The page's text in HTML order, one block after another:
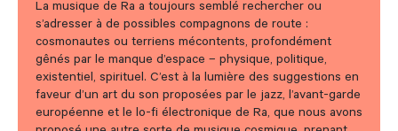
La musique de Ra a toujours semblé rechercher ou
s’adresser à de possibles compagnons de route :
cosmonautes ou terriens mécontents, profondément
gênés par le manque d’espace – physique, politique,
existentiel, spirituel. C’est à la lumière des suggestions en
faveur d’un art du son proposées par le jazz, l’avant-garde
européenne et le lo-fi électronique de Ra, que nous avons